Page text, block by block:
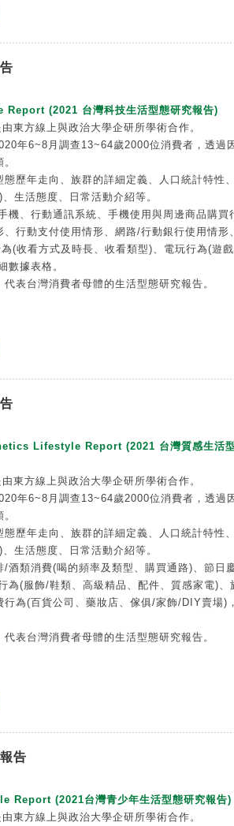
(2021 台灣科技生活型態研究報告)
東方線上與政治大學企研所學術合作。
年6~8月調查13~64歲2000位消費者，透過
歷年走向、族群的詳細定義、人口統計特性
生活態度、日常活動介紹等。
、行動通訊系統、手機使用與周邊商品購買
行動支付使用情形、網路/行動銀行使用情形
(收看方式及時長、收看類型)、電玩行為(遊
數據表格。
表台灣消費者母體的生活型態研究報告。
Lifestyle Report (2021 台灣質感生活
東方線上與政治大學企研所學術合作。
年6~8月調查13~64歲2000位消費者，透過
歷年走向、族群的詳細定義、人口統計特性
生活態度、日常活動介紹等。
類消費(喝的頻率及類型、購買通路)、節日
為(服飾/鞋類、高級精品、配件、質感家電)、
為(百貨公司、藥妝店、傢俱/家飾/DIY賣場)
表台灣消費者母體的生活型態研究報告。
告
Report (2021台灣青少年生活型態研究報告)
東方線上與政治大學企研所學術合作。